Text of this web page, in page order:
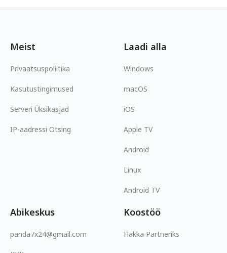
Meist
Privaatsuspoliitika
Kasutustingimused
Serveri Üksikasjad
IP-aadressi Otsing
Laadi alla
Windows
macOS
iOS
Apple TV
Android
Linux
Android TV
Abikeskus
panda7x24@gmail.com
Koostöö
Hakka Partneriks